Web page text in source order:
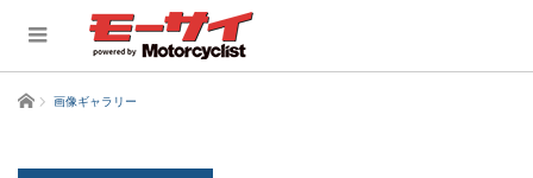
ホーム 画像ギャラリー